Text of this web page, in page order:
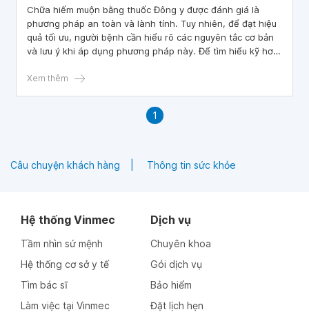
Chữa hiếm muộn bằng thuốc Đông y được đánh giá là
phương pháp an toàn và lành tính. Tuy nhiên, để đạt hiệu
quả tối ưu, người bệnh cần hiểu rõ các nguyên tắc cơ bản
và lưu ý khi áp dụng phương pháp này. Để tìm hiểu kỹ hơn
phá chi tiết qua bài viết dưới đây.
Xem thêm
1
Câu chuyện khách hàng Thông tin sức khỏe
Hệ thống Vinmec
Tầm nhìn sứ mệnh
Hệ thống cơ sở y tế
Tìm bác sĩ
Làm việc tại Vinmec
Dịch vụ
Chuyên khoa
Gói dịch vụ
Bảo hiểm
Đặt lịch hẹn